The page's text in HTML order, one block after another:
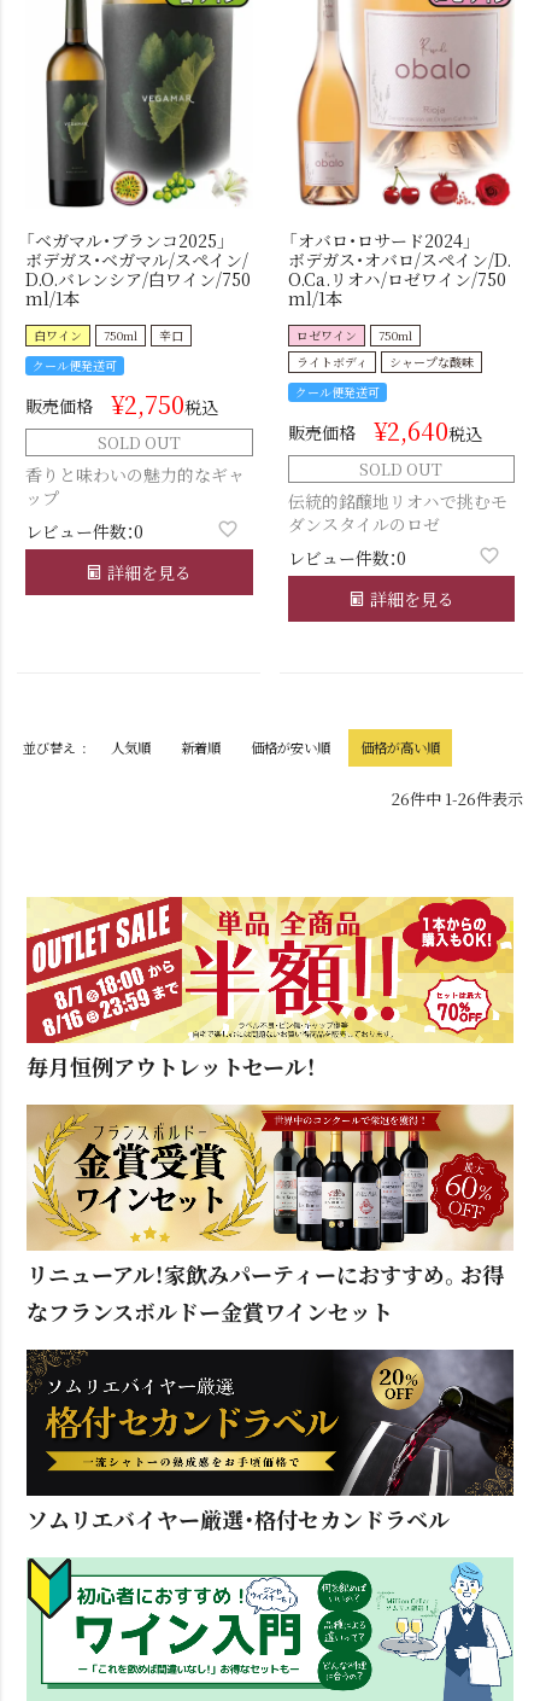
「ベガマル・ブランコ2025」
ボデガス・ベガマル/スペイン/
D.O.バレンシア/白ワイン/750
ml/1本
白ワイン 750ml
辛口
クール便発送可
販売価格 ¥2,750税込
SOLD OUT
香りと味わいの魅力的なギャ
ップ
レビュー件数：0
詳細を見る
「オバロ・ロサード2024」
ボデガス・オバロ/スペイン/D.
O.Ca.リオハ/ロゼワイン/750
ml/1本
ロゼワイン
750ml
ライトボディ
シャープな酸味
クール便発送可
販売価格 ¥2,640税込
SOLD OUT
伝統的銘醸地リオハで挑むモ
ダンスタイルのロゼ
レビュー件数：0
詳細を見る
並び替え 人気順 新着順 価格が安い順 価格が高い順
26件中 1-26件表示
毎月恒例アウトレットセール！
リニューアル！家飲みパーティーにおすすめ。お得
なフランスボルドー金賞ワインセット
ソムリエバイヤー厳選・格付セカンドラベル